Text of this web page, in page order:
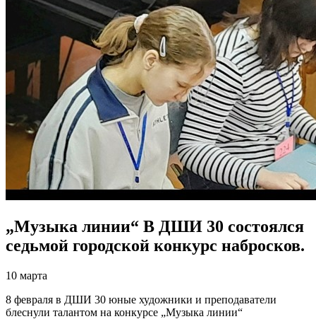
„Музыка линии“ В ДШИ 30 состоялся
седьмой городской конкурс набросков.
10 марта
8 февраля в ДШИ 30 юные художники и преподаватели
блеснули талантом на конкурсе „Музыка линии“